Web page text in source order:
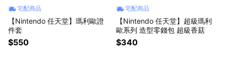
宅配商品
【Nintendo 任天堂】瑪利歐證
件套
$550
宅配商品
【Nintendo 任天堂】超級瑪利
歐系列 造型零錢包 超級香菇
$340